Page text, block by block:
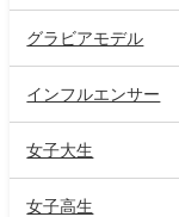
グラビアモデル
インフルエンサー
女子大生
女子高生